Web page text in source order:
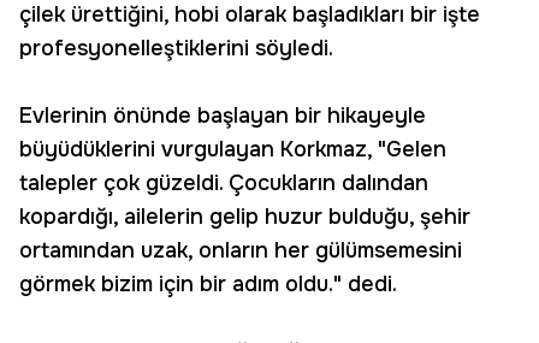
çilek ürettiğini, hobi olarak başladıkları bir işte
profesyonelleştiklerini söyledi.
Evlerinin önünde başlayan bir hikayeyle
büyüdüklerini vurgulayan Korkmaz, "Gelen
talepler çok güzeldi. Çocukların dalından
kopardığı, ailelerin gelip huzur bulduğu, şehir
ortamından uzak, onların her gülümsemesini
görmek bizim için bir adım oldu." dedi.